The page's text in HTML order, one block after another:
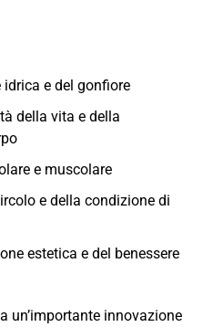
e del gonfiore
della vita e della
e muscolare
e della condizione di
estetica e del benessere
un’importante innovazione